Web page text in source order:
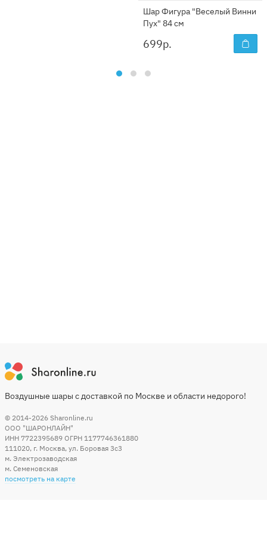
Шар Фигура "Веселый Винни
Пух" 84 см
699р.
Воздушные шары с доставкой по Москве и области недорого!
© 2014-2026 Sharonline.ru
ООО "ШАРОНЛАЙН"
ИНН 7722395689 ОГРН 1177746361880
111020, г. Москва, ул. Боровая 3c3
м. Электрозаводская
м. Семеновская
посмотреть на карте